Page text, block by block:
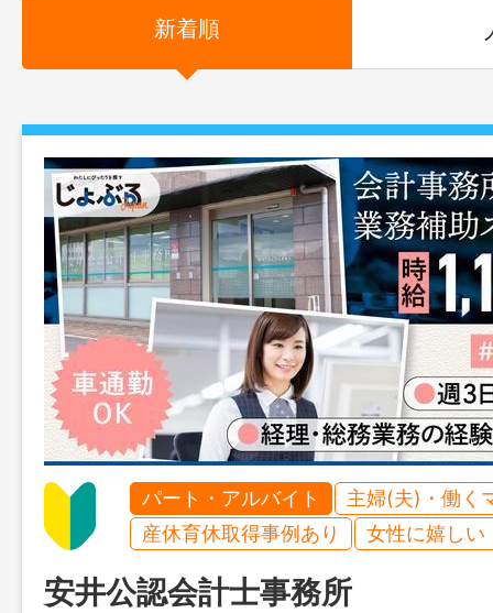
新着順
パート・アルバイト
主婦(夫)・働く
産休育休取得事例あり
女性に嬉しい
安井公認会計士事務所